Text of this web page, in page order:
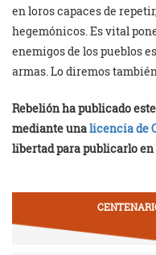
en loros capaces de
hegemónicos. Es vital
enemigos de los pueblos
armas. Lo diremos también
Rebelión ha publicado
mediante unalicencia de
libertad para publicarlo